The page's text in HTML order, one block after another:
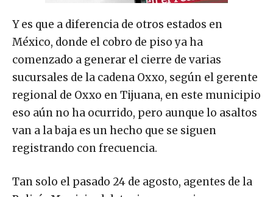
Y es que a diferencia de otros estados en
México, donde el cobro de piso ya ha
comenzado a generar el cierre de varias
sucursales de la cadena Oxxo, según el gerente
regional de Oxxo en Tijuana, en este municipio
eso aún no ha ocurrido, pero aunque lo asaltos
van a la baja es un hecho que se siguen
registrando con frecuencia.
Tan solo el pasado 24 de agosto, agentes de la